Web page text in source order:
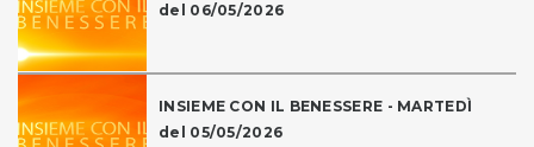
del 06/05/2026
INSIEME CON IL BENESSERE - MARTEDÌ
del 05/05/2026